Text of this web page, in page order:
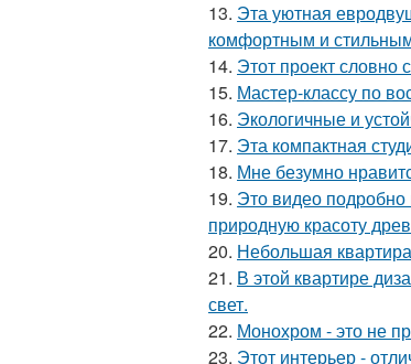
13. Эта уютная
комфортным и
14. Этот проект словно
15. Мастер-классу по
16. Экологичные и
17. Эта компактная
18. Мне безумно
19. Это видео подробно
природную красоту
20. Небольшая
21. В этой квартире
свет.
22. Монохром - это не
23. Этот интерьер -